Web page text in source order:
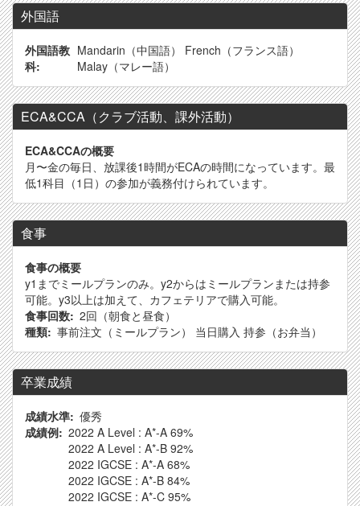
外国語
外国語教
科
Mandarin（中国語）
French（フランス語）
Malay（マレー語）
ECA&CCA（クラブ活動、課外活動）
ECA&CCAの概要
月〜金の毎日、放課後1時間がECAの時間になっています。最
低1科目（1日）の参加が義務付けられています。
食事
食事の概要
y1までミールプランのみ。y2からはミールプランまたは持参
可能。y3以上は加えて、カフェテリアで購入可能。
食事回数 2回（朝食と昼食）
種類 事前注文（ミールプラン） 当日購入 持参（お弁当）
卒業成績
成績水準 優秀
成績例 2022 A Level : A*-A 69%
2022 A Level : A*-B 92%
2022 IGCSE : A*-A 68%
2022 IGCSE : A*-B 84%
2022 IGCSE : A*-C 95%